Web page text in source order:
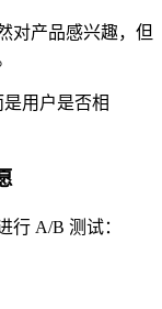
对产品感兴趣，但
用户是否相
行 A/B 测试：